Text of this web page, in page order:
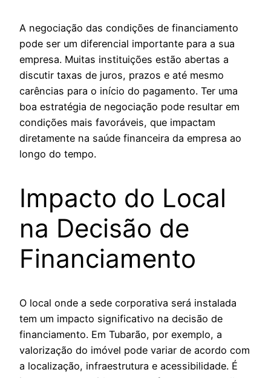
A negociação das condições de financiamento
pode ser um diferencial importante para a sua
empresa. Muitas instituições estão abertas a
discutir taxas de juros, prazos e até mesmo
carências para o início do pagamento. Ter uma
boa estratégia de negociação pode resultar em
condições mais favoráveis, que impactam
diretamente na saúde financeira da empresa ao
longo do tempo.
Impacto do Local
na Decisão de
Financiamento
O local onde a sede corporativa será instalada
tem um impacto significativo na decisão de
financiamento. Em Tubarão, por exemplo, a
valorização do imóvel pode variar de acordo com
a localização, infraestrutura e acessibilidade. É